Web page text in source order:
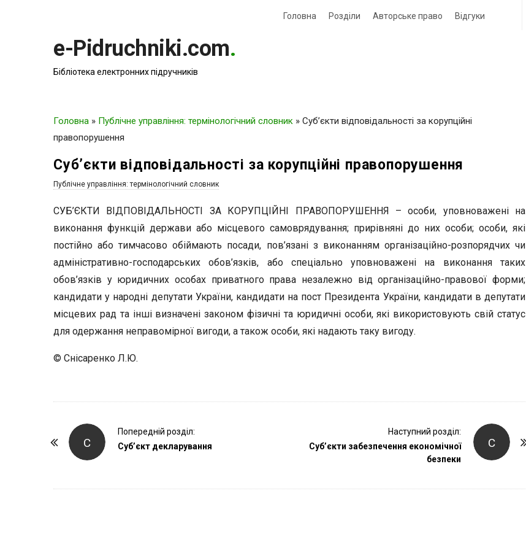
Головна Розділи Авторське право Відгуки
e-Pidruchniki.com.
Бібліотека електронних підручників
Головна » Публічне управління: термінологічний словник » Суб’єкти відповідальності за корупційні
правопорушення
Суб’єкти відповідальності за корупційні правопорушення
Публічне управління: термінологічний словник
СУБ’ЄКТИ ВІДПОВІДАЛЬНОСТІ ЗА КОРУПЦІЙНІ ПРАВОПОРУШЕННЯ – особи, уповноважені на
виконання функцій держави або місцевого самоврядування; прирівняні до них особи; особи, які
постійно або тимчасово обіймають посади, пов’язані з виконанням організаційно-розпорядчих чи
адміністративно-господарських обов’язків, або спеціально уповноважені на виконання таких
обов’язків у юридичних особах приватного права незалежно від організаційно-правової форми;
кандидати у народні депутати України, кандидати на пост Президента України, кандидати в депутати
місцевих рад та інші визначені законом фізичні та юридичні особи, які використовують свій статус
для одержання неправомірної вигоди, а також особи, які надають таку вигоду.
© Снісаренко Л.Ю.
С
Попередній розділ:
Суб’єкт декларування
С
Наступний розділ:
Суб’єкти забезпечення економічної
безпеки